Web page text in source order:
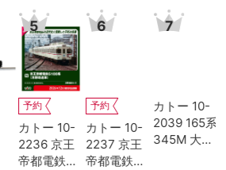
7
カトー 10-
2039 165系
345M 大垣
夜行 8両基
8
予約
カトー 10-
2235 京王
帝都電鉄
9
予約
カトー 10-
1500 35系